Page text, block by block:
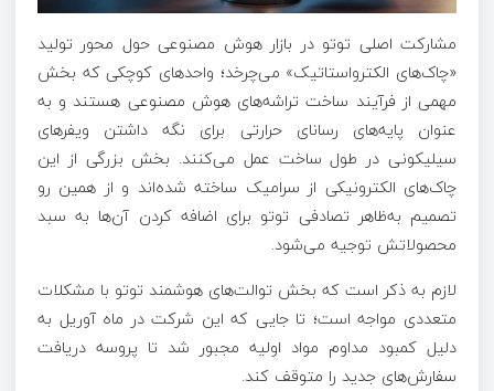
مشارکت اصلی توتو در بازار هوش مصنوعی حول محور تولید
«چاک‌های الکترواستاتیک» می‌چرخد؛ واحدهای کوچکی که بخش
مهمی از فرآیند ساخت تراشه‌های هوش مصنوعی هستند و به
عنوان پایه‌های رسانای حرارتی برای نگه داشتن ویفرهای
سیلیکونی در طول ساخت عمل می‌کنند. بخش بزرگی از این
چاک‌های الکترونیکی از سرامیک ساخته شده‌اند و از همین رو
تصمیم به‌ظاهر تصادفی توتو برای اضافه کردن آن‌ها به سبد
محصولاتش توجیه می‌شود.
لازم به ذکر است که بخش توالت‌های هوشمند توتو با مشکلات
متعددی مواجه است؛ تا جایی که این شرکت در ماه آوریل به
دلیل کمبود مداوم مواد اولیه مجبور شد تا پروسه دریافت
سفارش‌های جدید را متوقف کند.